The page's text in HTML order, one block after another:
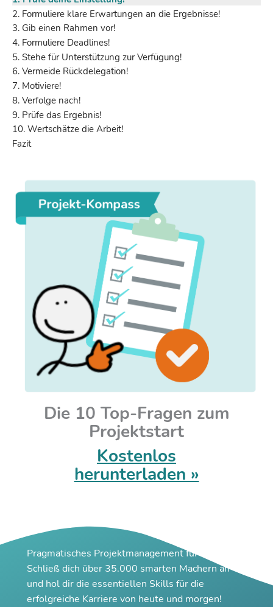
2. Formuliere klare Erwartungen an die Ergebnisse!
3. Gib einen Rahmen vor!
4. Formuliere Deadlines!
5. Stehe für Unterstützung zur Verfügung!
6. Vermeide Rückdelegation!
7. Motiviere!
8. Verfolge nach!
9. Prüfe das Ergebnis!
10. Wertschätze die Arbeit!
Fazit
Die 10 Top-Fragen zum
Projektstart
Kostenlos
herunterladen »
Pragmatisches Projektmanagement für Macher
Schließ dich über 35.000 smarten Machern an
und hol dir die essentiellen Skills für die
erfolgreiche Karriere von heute und morgen!